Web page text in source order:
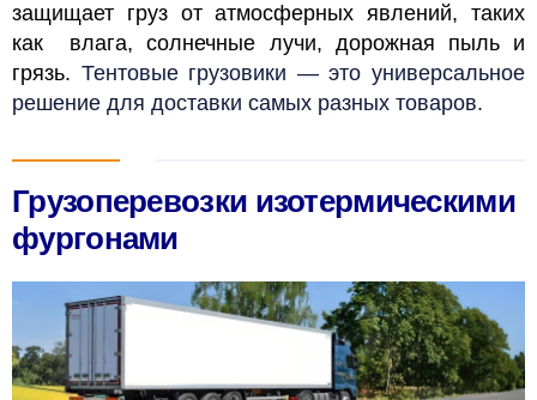
защищает груз от атмосферных явлений, таких
как влага, солнечные лучи, дорожная пыль и
грязь. Тентовые грузовики — это универсальное
решение для доставки самых разных товаров.
Грузоперевозки изотермическими
фургонами